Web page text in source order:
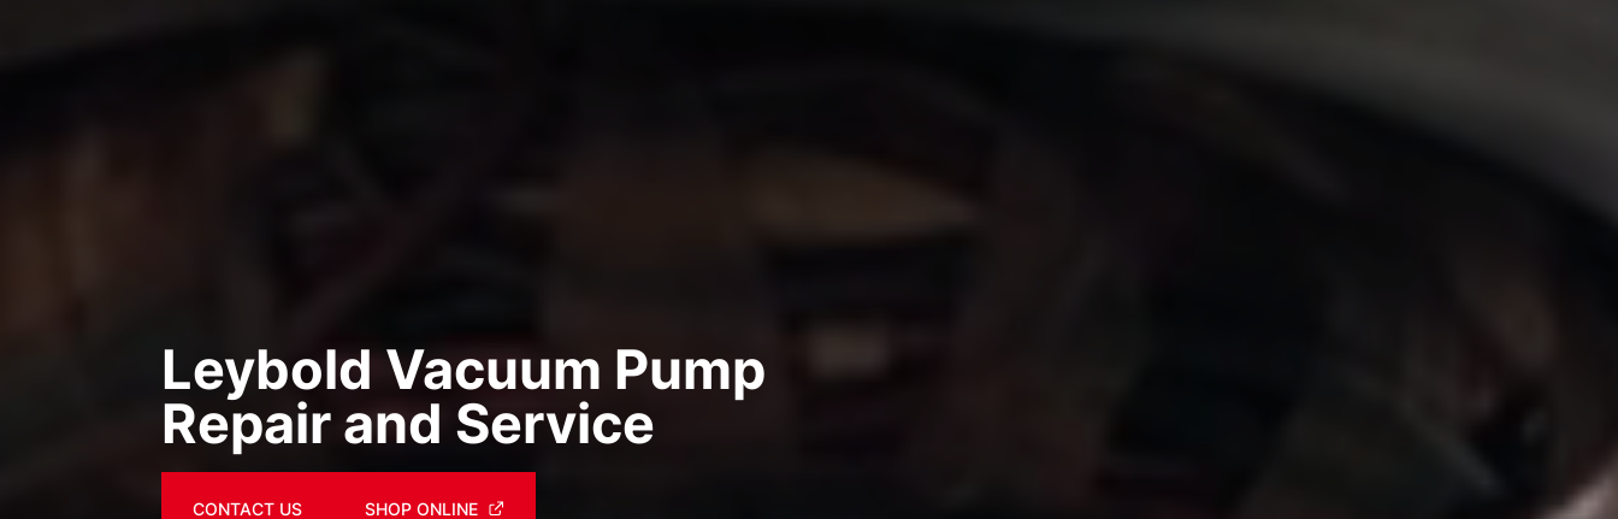
Leybold Vacuum Pump
Repair and Service
CONTACT US SHOP ONLINE